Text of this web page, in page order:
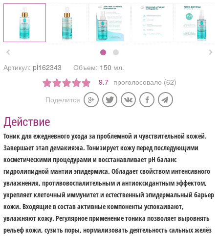
 
Артикул:pl162343 Объем: 150 мл.
9.7 проголосовало (62)
Поделится
Действие
Тоник для ежедневного ухода за проблемной и чувствительной кожей.
Завершает этап демакияжа. Тонизирует кожу перед последующими
косметическими процедурами и восстанавливает pH баланс
гидролипидной мантии эпидермиса. Обладает свойством интенсивного
увлажнения, противовоспалительным и антиоксидантным эффектом,
укрепляет клеточный иммунитет и естественный эпидермальный барьер
кожи. Входящие в состав активные компоненты успокаивают,
увлажняют кожу. Регулярное применение тоника позволяет выровнять
рельеф кожи, сузить поры, нормализовать деятельность сальных желёз